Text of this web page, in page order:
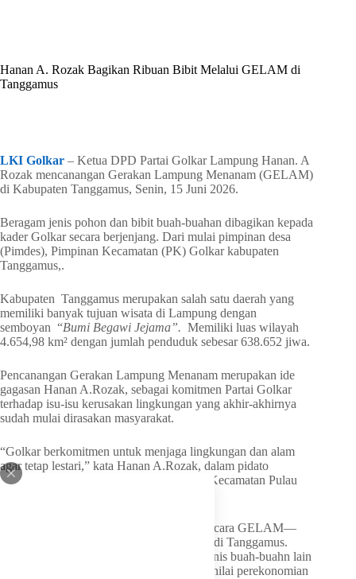
Hanan A. Rozak Bagikan Ribuan Bibit Melalui GELAM di
Tanggamus
LKI Golkar – Ketua DPD Partai Golkar Lampung Hanan. A
Rozak mencanangan Gerakan Lampung Menanam (GELAM)
di Kabupaten Tanggamus, Senin, 15 Juni 2026.
Beragam jenis pohon dan bibit buah-buahan dibagikan kepada
kader Golkar secara berjenjang. Dari mulai pimpinan desa
(Pimdes), Pimpinan Kecamatan (PK) Golkar kabupaten
Tanggamus,.
Kabupaten Tanggamus merupakan salah satu daerah yang
memiliki banyak tujuan wisata di Lampung dengan
semboyan “Bumi Begawi Jejama”. Memiliki luas wilayah
4.654,98 km² dengan jumlah penduduk sebesar 638.652 jiwa.
Pencanangan Gerakan Lampung Menanam merupakan ide
gagasan Hanan A.Rozak, sebagai komitmen Partai Golkar
terhadap isu-isu kerusakan lingkungan yang akhir-akhirnya
sudah mulai dirasakan masyarakat.
“Golkar berkomitmen untuk menjaga lingkungan dan alam
agar tetap lestari,” kata Hanan A.Rozak, dalam pidato
pembukaan GELAM, di desa Muaradua, Kecamatan Pulau
Ribuan jenis pohon yang dibagikan pada acara GELAM—
adalah jenis tanaman yang mudah dihidup di Tanggamus.
Diantaranya, duren, jambu, alpukat, dan jenis buah-buahn lain
yang hasilnya bisa menambak positif buat nilai perekonomian